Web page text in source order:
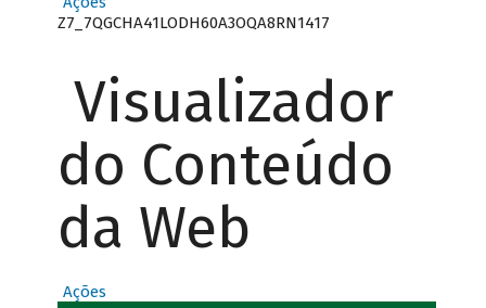
Z7_7QGCHA41LODH60A3OQA8RN1417
Visualizador
do Conteúdo
da Web
Ações